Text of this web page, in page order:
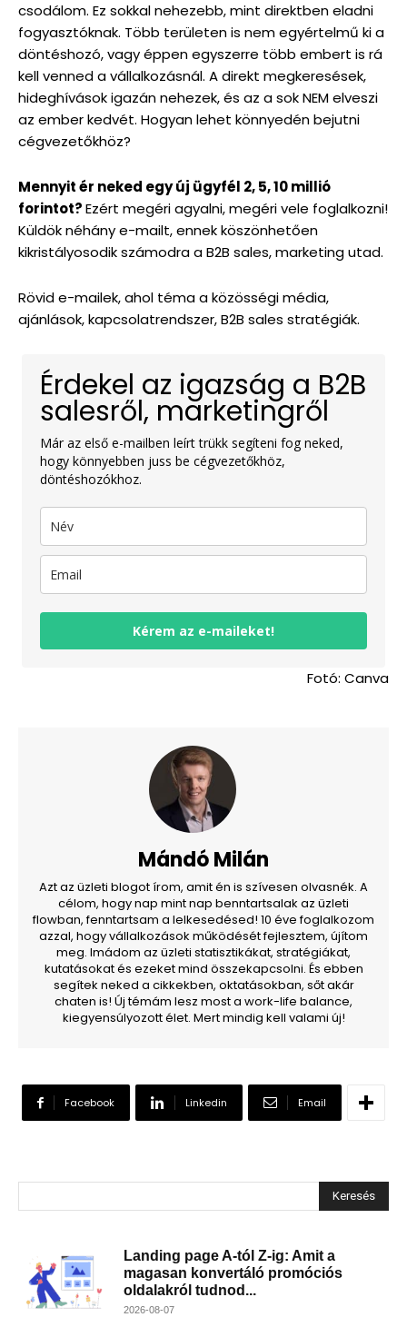
csodálom. Ez sokkal nehezebb, mint direktben eladni
fogyasztóknak. Több területen is nem egyértelmű ki a
döntéshozó, vagy éppen egyszerre több embert is rá
kell venned a vállalkozásnál. A direkt megkeresések,
hideghívások igazán nehezek, és az a sok NEM elveszi
az ember kedvét. Hogyan lehet könnyedén bejutni
cégvezetőkhöz?
Mennyit ér neked egy új ügyfél 2, 5, 10 millió
forintot?Ezért megéri agyalni, megéri vele foglalkozni!
Küldök néhány e-mailt, ennek köszönhetően
kikristályosodik számodra a B2B sales, marketing utad.
Rövid e-mailek, ahol téma a közösségi média,
ajánlások, kapcsolatrendszer, B2B sales stratégiák.
Érdekel az igazság a B2B
salesről, marketingről
Már az első e-mailben leírt trükk segíteni fog neked,
hogy könnyebben juss be cégvezetőkhöz,
döntéshozókhoz.
Kérem az e-maileket!
Fotó: Canva
Mándó Milán
Azt az üzleti blogot írom, amit én is szívesen olvasnék. A
célom, hogy nap mint nap benntartsalak az üzleti
flowban, fenntartsam a lelkesedésed! 10 éve foglalkozom
azzal, hogy vállalkozások működését fejlesztem, újítom
meg. Imádom az üzleti statisztikákat, stratégiákat,
kutatásokat és ezeket mind összekapcsolni. És ebben
segítek neked a cikkekben, oktatásokban, sőt akár
chaten is! Új témám lesz most a work-life balance,
kiegyensúlyozott élet. Mert mindig kell valami új!
Facebook Linkedin Email
Keresés
Landing page A-tól Z-ig: Amit a
magasan konvertáló promóciós
oldalakról tudnod...
2026-08-07